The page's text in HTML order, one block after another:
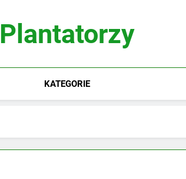
Plantatorzy
KATEGORIE